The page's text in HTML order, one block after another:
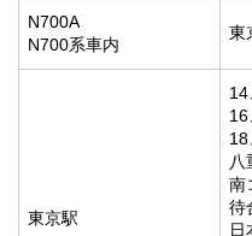
N700A
N700系車内
東
東京駅
八
南
待